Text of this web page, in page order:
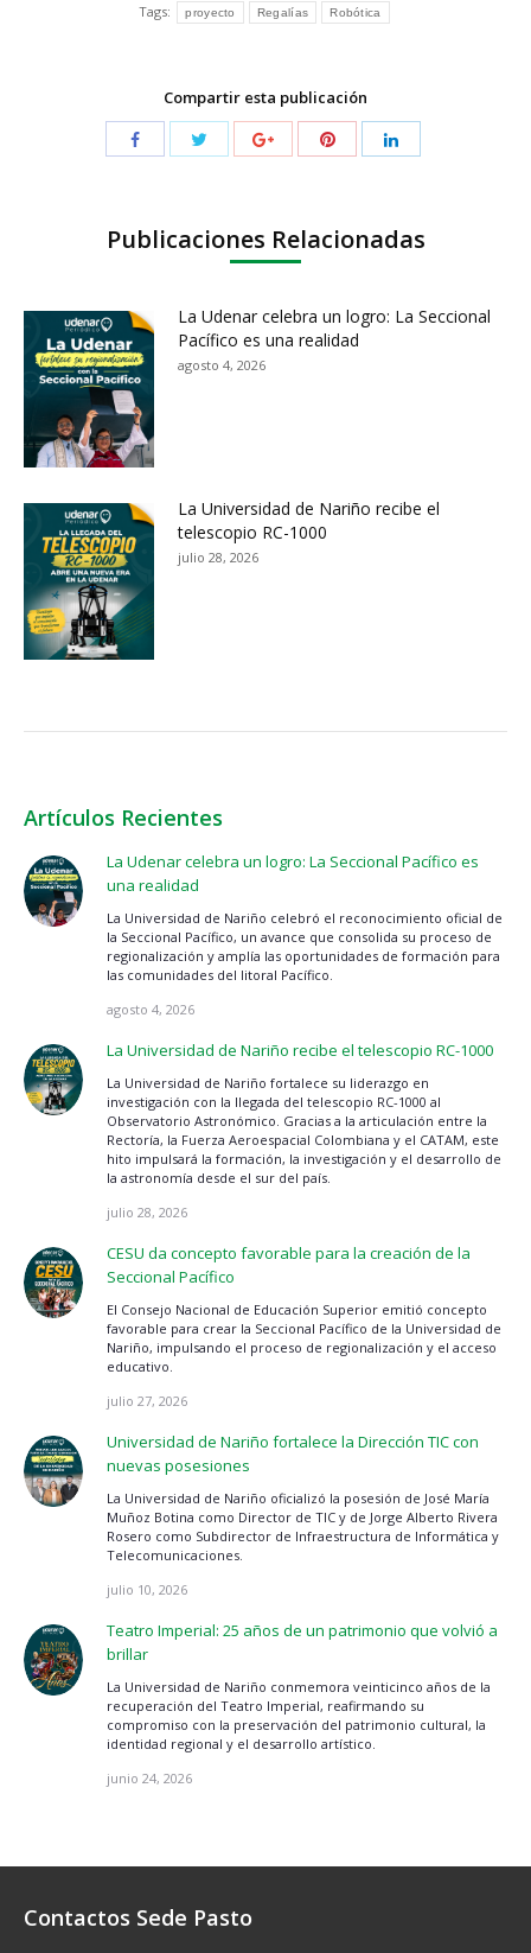
Tags: proyecto Regalías Robótica
Compartir esta publicación
Publicaciones Relacionadas
La Udenar celebra un logro: La Seccional
Pacífico es una realidad
agosto 4, 2026
La Universidad de Nariño recibe el
telescopio RC-1000
julio 28, 2026
Artículos Recientes
La Udenar celebra un logro: La Seccional Pacífico es
una realidad
La Universidad de Nariño celebró el reconocimiento oficial de
la Seccional Pacífico, un avance que consolida su proceso de
regionalización y amplía las oportunidades de formación para
las comunidades del litoral Pacífico.
agosto 4, 2026
La Universidad de Nariño recibe el telescopio RC-1000
La Universidad de Nariño fortalece su liderazgo en
investigación con la llegada del telescopio RC-1000 al
Observatorio Astronómico. Gracias a la articulación entre la
Rectoría, la Fuerza Aeroespacial Colombiana y el CATAM, este
hito impulsará la formación, la investigación y el desarrollo de
la astronomía desde el sur del país.
julio 28, 2026
CESU da concepto favorable para la creación de la
Seccional Pacífico
El Consejo Nacional de Educación Superior emitió concepto
favorable para crear la Seccional Pacífico de la Universidad de
Nariño, impulsando el proceso de regionalización y el acceso
educativo.
julio 27, 2026
Universidad de Nariño fortalece la Dirección TIC con
nuevas posesiones
La Universidad de Nariño oficializó la posesión de José María
Muñoz Botina como Director de TIC y de Jorge Alberto Rivera
Rosero como Subdirector de Infraestructura de Informática y
Telecomunicaciones.
julio 10, 2026
Teatro Imperial: 25 años de un patrimonio que volvió a
brillar
La Universidad de Nariño conmemora veinticinco años de la
recuperación del Teatro Imperial, reafirmando su
compromiso con la preservación del patrimonio cultural, la
identidad regional y el desarrollo artístico.
junio 24, 2026
Contactos Sede Pasto